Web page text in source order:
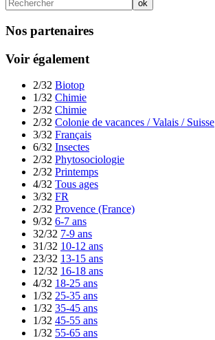
Nos partenaires
Voir également
2/32 Biotop
1/32 Chimie
2/32 Chimie
2/32 Colonie de vacances / Valais / Suisse
3/32 Français
6/32 Insectes
2/32 Phytosociologie
2/32 Printemps
4/32 Tous ages
3/32 FR
2/32 Provence (France)
9/32 6-7 ans
32/32 7-9 ans
31/32 10-12 ans
23/32 13-15 ans
12/32 16-18 ans
4/32 18-25 ans
1/32 25-35 ans
1/32 35-45 ans
1/32 45-55 ans
1/32 55-65 ans